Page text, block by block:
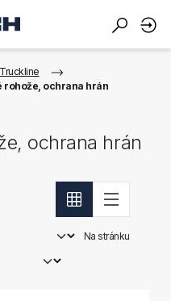
rohože, ochrana hrán
ochrana hrán
Na stránku